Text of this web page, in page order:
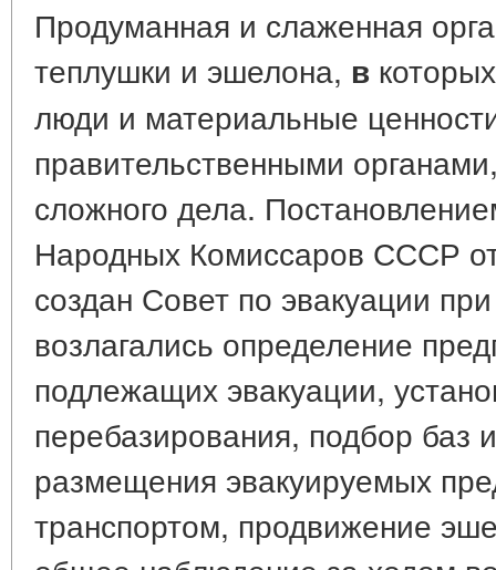
Продуманная и слаженная
теплушки и эшелона, в
люди и материальные
правительственными
сложного дела.
Народных Комиссаров СССР
создан Совет по эвакуации
возлагались определение
подлежащих эвакуации,
перебазирования, подбор баз
размещения эвакуируемых
транспортом, продвижение